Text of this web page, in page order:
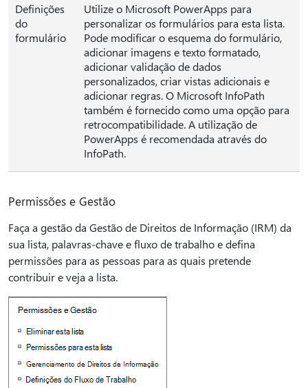
Definições
do
formulário
Utilize o Microsoft PowerApps para
personalizar os formulários para esta lista.
Pode modificar o esquema do formulário,
adicionar imagens e texto formatado,
adicionar validação de dados
personalizados, criar vistas adicionais e
adicionar regras. O Microsoft InfoPath
também é fornecido como uma opção para
retrocompatibilidade. A utilização de
PowerApps é recomendada através do
InfoPath.
Permissões e Gestão
Faça a gestão da Gestão de Direitos de Informação (IRM) da
sua lista, palavras-chave e fluxo de trabalho e defina
permissões para as pessoas para as quais pretende
contribuir e veja a lista.